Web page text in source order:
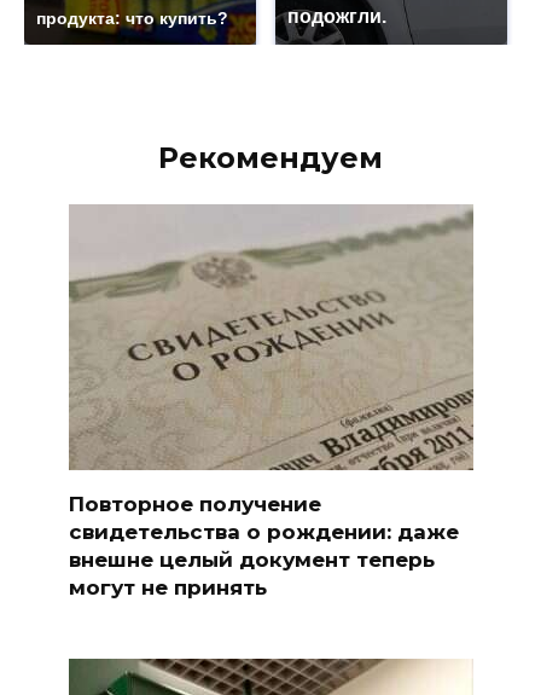
продукта: что купить?
подожгли.
Рекомендуем
Повторное получение
свидетельства о рождении: даже
внешне целый документ теперь
могут не принять